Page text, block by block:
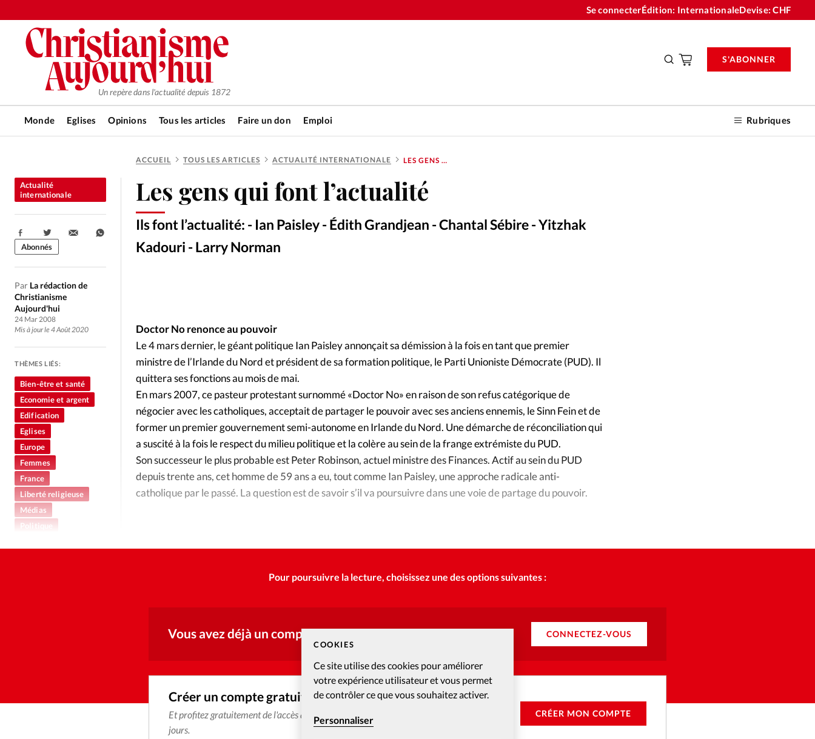
COOKIES
Ce site utilise des cookies pour améliorer
votre expérience utilisateur et vous permet
de contrôler ce que vous souhaitez activer.
Personnaliser
Se connecterÉdition: InternationaleDevise:CHF
Un repère dans l'actualité depuis 1872
Monde Eglises Opinions Tous les articles Faire un don Emploi Rubriques
S'ABONNER
RUBRIQUES
Tous les articles
Actualité chrétienne
Actualité internationale
Chronique
Culture
Génération réveil
Publireportage
Relations Aujourd'hui
Société
Tour du monde des Eglises
Trait d'Ixène
Vécu Vie Intérieure
La rédaction
Mon compte
Changemement d'adresse
Nous contacter
Emploi
ACCUEIL TOUS LES ARTICLES ACTUALITÉ INTERNATIONALE LES GENS QUI FONT L’ACTUALITÉ
Les gens qui font l’actualité
Ils font l’actualité: - Ian Paisley - Édith Grandjean - Chantal Sébire - Yitzhak
Kadouri - Larry Norman
Actualité
internationale
Par La rédaction de
Christianisme
Aujourd'hui
24 Mar 2008
Mis à jour le 4 Août 2020
Partager:
Abonnés
THÈMES LIÉS:
Bien-être et santé
Economie et argent
Edification
Eglises
Europe
Femmes
France
Liberté religieuse
Médias
Politique
Doctor No renonce au pouvoir
Le 4 mars dernier, le géant politique Ian Paisley annonçait sa démission à la fois en tant que premier
ministre de l’Irlande du Nord et président de sa formation politique, le Parti Unioniste Démocrate (PUD). Il
quittera ses fonctions au mois de mai.
En mars 2007, ce pasteur protestant surnommé «Doctor No» en raison de son refus catégorique de
négocier avec les catholiques, acceptait de partager le pouvoir avec ses anciens ennemis, le Sinn Fein et de
former un premier gouvernement semi-autonome en Irlande du Nord. Une démarche de réconciliation qui
a suscité à la fois le respect du milieu politique et la colère au sein de la frange extrémiste du PUD.
Son successeur le plus probable est Peter Robinson, actuel ministre des Finances. Actif au sein du PUD
depuis trente ans, cet homme de 59 ans a eu, tout comme Ian Paisley, une approche radicale anti-
catholique par le passé. La question est de savoir s’il va poursuivre dans une voie de partage du pouvoir.
Pour poursuivre la lecture, choisissez une des options suivantes :
Vous avez déjà un compte ? CONNECTEZ-VOUS
Créer un compte gratuitement
Et profitez gratuitement de l'accès aux articles web réservés aux abonnés pendant 14
jours.
CRÉER MON COMPTE